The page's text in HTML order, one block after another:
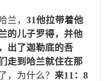
兰， 31他拉带着他
的儿子罗得，并他
出了迦勒底的吾
走到哈兰就住在那
，为什么？ 来11 ： 8